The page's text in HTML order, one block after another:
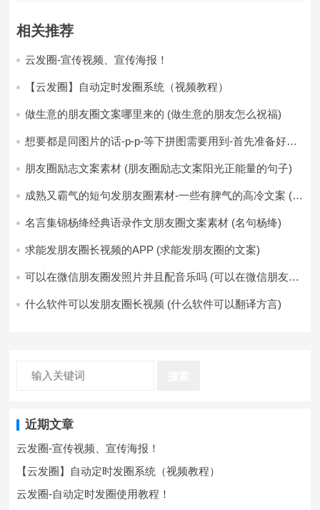
相关推荐
云发圈-宣传视频、宣传海报！
【云发圈】自动定时发圈系统（视频教程）
做生意的朋友圈文案哪里来的 (做生意的朋友怎么祝福)
想要都是同图片的话-p-p-等下拼图需要用到-首先准备好最
片-如果想要图片都不同得话-1-p-可以准备好45张的不同图
朋友圈励志文案素材 (朋友圈励志文案阳光正能量的句子)
成熟又霸气的短句发朋友圈素材-一些有脾气的高冷文案 (成
名言集锦杨绛经典语录作文朋友圈文案素材 (名句杨绛)
求能发朋友圈长视频的APP (求能发朋友圈的文案)
可以在微信朋友圈发照片并且配音乐吗 (可以在微信朋友圈
什么软件可以发朋友圈长视频 (什么软件可以翻译方言)
近期文章
云发圈-宣传视频、宣传海报！
【云发圈】自动定时发圈系统（视频教程）
云发圈-自动定时发圈使用教程！